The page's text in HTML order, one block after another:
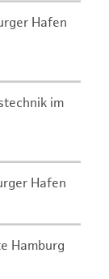
Hafen
im
Hafen
Hamburg